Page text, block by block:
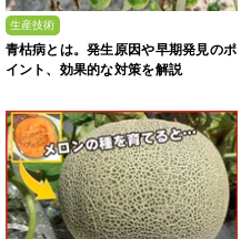
生産技術
青枯病とは。発生原因や早期発見のポ
イント、効果的な対策を解説